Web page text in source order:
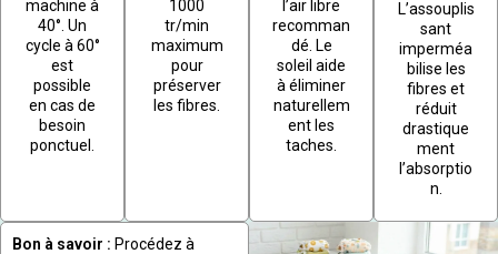
machine à
40°. Un
cycle à 60°
est
possible
en cas de
besoin
ponctuel.
1000
tr/min
maximum
pour
préserver
les fibres.
l’air libre
recomman
dé. Le
soleil aide
à éliminer
naturellem
ent les
taches.
L’assouplis
sant
imperméa
bilise les
fibres et
réduit
drastique
ment
l’absorptio
n.
Bon à savoir : Procédez à